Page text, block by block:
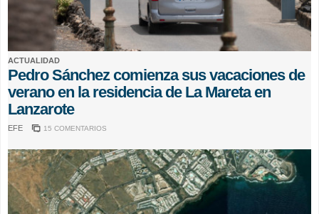
ACTUALIDAD
Pedro Sánchez comienza sus vacaciones de
verano en la residencia de La Mareta en
Lanzarote
EFE 15 COMENTARIOS